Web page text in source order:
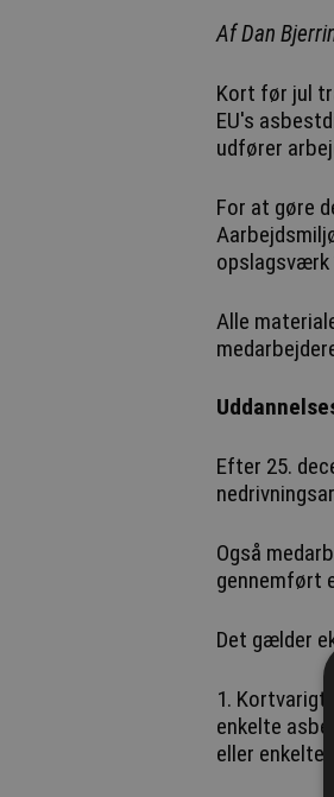
Af Dan
Kort før jul
EU's
udfører
For at gøre
opslagsværk
Alle
Efter 25.
Også
gennemført
Det gælder
1. Kortvarigt
enkelte
eller enkelte